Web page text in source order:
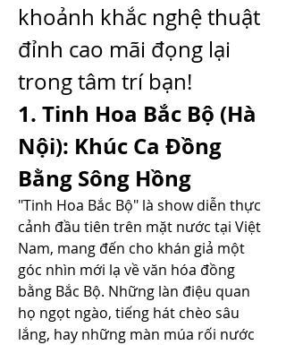
khoảnh khắc nghệ thuật
đỉnh cao mãi đọng lại
trong tâm trí bạn!
1. Tinh Hoa Bắc Bộ (Hà
Nội): Khúc Ca Đồng
Bằng Sông Hồng
"Tinh Hoa Bắc Bộ" là show diễn thực
cảnh đầu tiên trên mặt nước tại Việt
Nam, mang đến cho khán giả một
góc nhìn mới lạ về văn hóa đồng
bằng Bắc Bộ. Những làn điệu quan
họ ngọt ngào, tiếng hát chèo sâu
lắng, hay những màn múa rối nước